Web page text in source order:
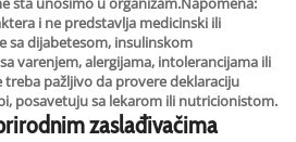
i ne predstavlja medicinski ili
sa dijabetesom, insulinskom
varenjem, alergijama, intolerancijama ili
pažljivo da provere deklaraciju
posavetuju sa lekarom ili nutricionistom.
zaslađivačima